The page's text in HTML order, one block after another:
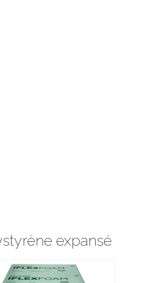
expansé